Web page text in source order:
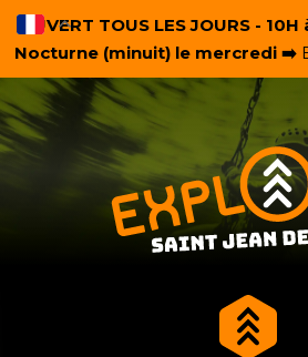
OUVERT TOUS LES JOURS -
Nocturne (minuit) le mercredi ➡️